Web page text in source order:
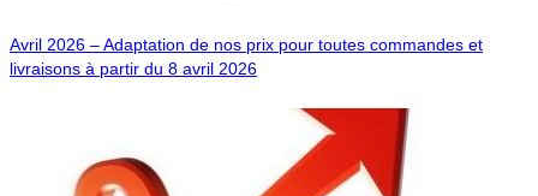
Avril 2026 – Adaptation de nos prix pour toutes commandes et
livraisons à partir du 8 avril 2026